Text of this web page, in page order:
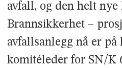
avfall, og den helt nye
Brannsikkerhet –
avfallsanlegg nå er på
komitéleder for SN/K